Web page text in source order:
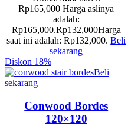
Rp165,000 Harga aslinya
adalah:
Rp165,000.Rp132,000Harga
saat ini adalah: Rp132,000. Beli
sekarang
Diskon 18%
Beli
sekarang
Conwood Bordes
120×120